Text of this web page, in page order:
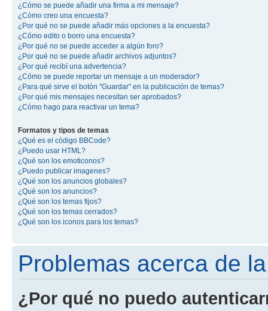
¿Cómo se puede añadir una firma a mi mensaje?
¿Cómo creo una encuesta?
¿Por qué no se puede añadir más opciones a la encuesta?
¿Cómo edito o borro una encuesta?
¿Por qué no se puede acceder a algún foro?
¿Por qué no se puede añadir archivos adjuntos?
¿Por qué recibí una advertencia?
¿Cómo se puede reportar un mensaje a un moderador?
¿Para qué sirve el botón "Guardar" en la publicación de temas?
¿Por qué mis mensajes necesitan ser aprobados?
¿Cómo hago para reactivar un tema?
Formatos y tipos de temas
¿Qué es el código BBCode?
¿Puedo usar HTML?
¿Qué son los emoticonos?
¿Puedo publicar imagenes?
¿Qué son los anuncios globales?
¿Qué son los anuncios?
¿Qué son los temas fijos?
¿Qué son los temas cerrados?
¿Qué son los iconos para los temas?
Problemas acerca de
¿Por qué no puedo